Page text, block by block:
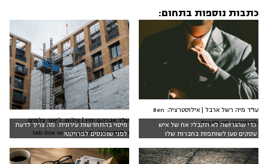
כתבות נוספות בתחום:
כדי שהגרושה לא תקבל? אח של איש
עסקים טען לשותפות בחברות שלו
עו"ד מיה רשל ארבל | אילוסטרציה: Ben
Rosett on Unsplash
מיסוי בהתחדשות עירונית: מה צריך לדעת
לפני שנכנסים לפרויקט?
עו"ד אברהם ימין | צילום: ליאור צלמים,
אילוסטרציה: Seb Doe on Unsplash